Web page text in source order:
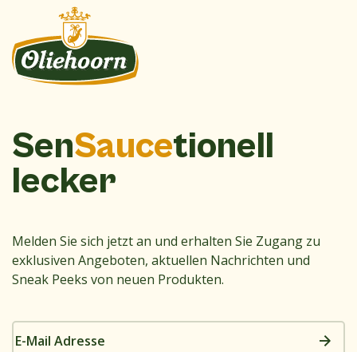
SenSaucetionell
lecker
Melden Sie sich jetzt an und erhalten Sie Zugang zu
exklusiven Angeboten, aktuellen Nachrichten und
Sneak Peeks von neuen Produkten.
E-
Mail